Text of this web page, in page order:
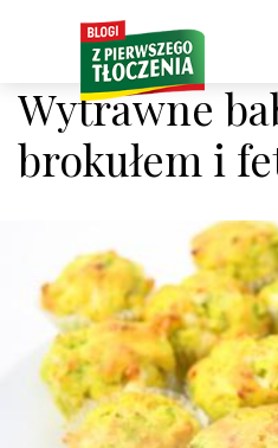
Wytrawne
brokułem i